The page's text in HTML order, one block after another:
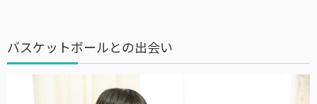
バスケットボールとの出会い